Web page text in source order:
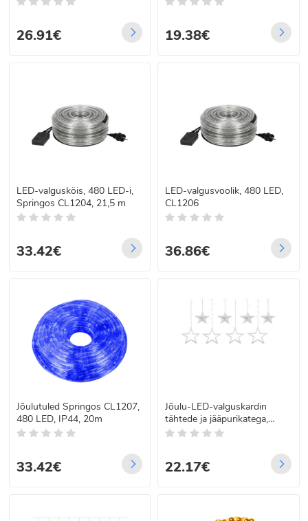
26.91€ 19.38€
LED-valgusköis, 480 LED-i,
Springos CL1204, 21,5 m
33.42€
LED-valgusvoolik, 480 LED,
CL1206
36.86€
Jõulutuled Springos CL1207,
480 LED, IP44, 20m
33.42€
Jõulu-LED-valguskardin
tähtede ja jääpurikatega,
Springos CL4009, 92 tk
22.17€